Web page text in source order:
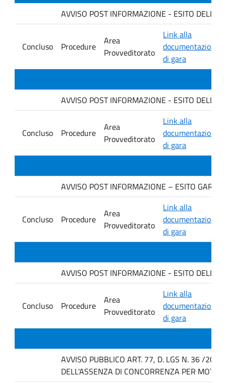
AVVISO POST INFORMAZIONE - ESITO
Concluso Procedure
Area
Provveditorato
Link alla
documentazione
di gara
AVVISO POST INFORMAZIONE - ESITO DELLA
Concluso Procedure
Area
Provveditorato
Link alla
documentazione
di gara
AVVISO POST INFORMAZIONE – ESITO GARA.
Concluso Procedure
Area
Provveditorato
Link alla
documentazione
di gara
AVVISO POST INFORMAZIONE - ESITO
Concluso Procedure
Area
Provveditorato
Link alla
documentazione
di gara
AVVISO PUBBLICO ART. 77, D. LGS N. 36 /
DELL'ASSENZA DI CONCORRENZA PER MOTIVI